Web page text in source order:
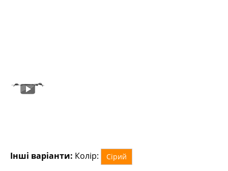
Інші варіанти: Колір: Сірий